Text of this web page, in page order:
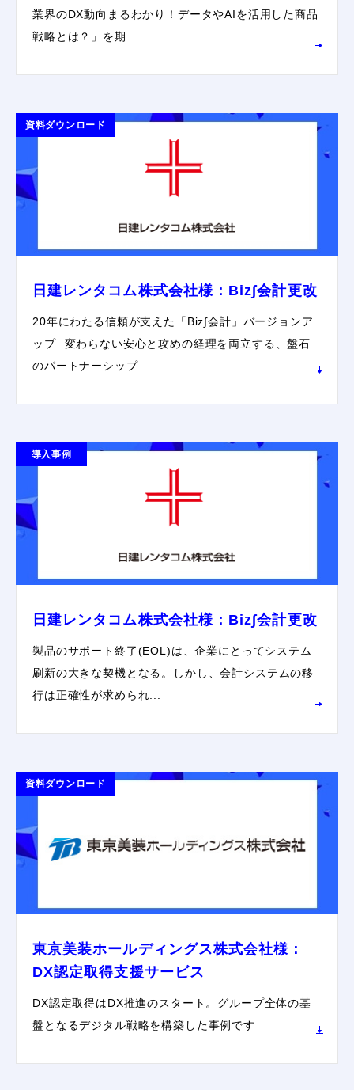
業界のDX動向まるわかり！データやAIを活用した商品
戦略とは？」を期...
資料ダウンロード
日建レンタコム株式会社様：Biz∫会計更改
20年にわたる信頼が支えた「Biz∫会計」バージョンア
ップ─変わらない安心と攻めの経理を両立する、盤石
のパートナーシップ
導入事例
日建レンタコム株式会社様：Biz∫会計更改
製品のサポート終了(EOL)は、企業にとってシステム
刷新の大きな契機となる。しかし、会計システムの移
行は正確性が求められ...
資料ダウンロード
東京美装ホールディングス株式会社様：
DX認定取得支援サービス
DX認定取得はDX推進のスタート。グループ全体の基
盤となるデジタル戦略を構築した事例です